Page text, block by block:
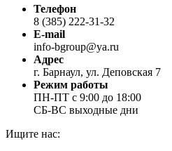
Телефон
8 (385) 222-31-32
E-mail
info-bgroup@ya.ru
Адрес
г. Барнаул, ул. Деповская 7
Режим работы
ПН-ПТ с 9:00 до 18:00
СБ-ВС выходные дни
Ищите нас: